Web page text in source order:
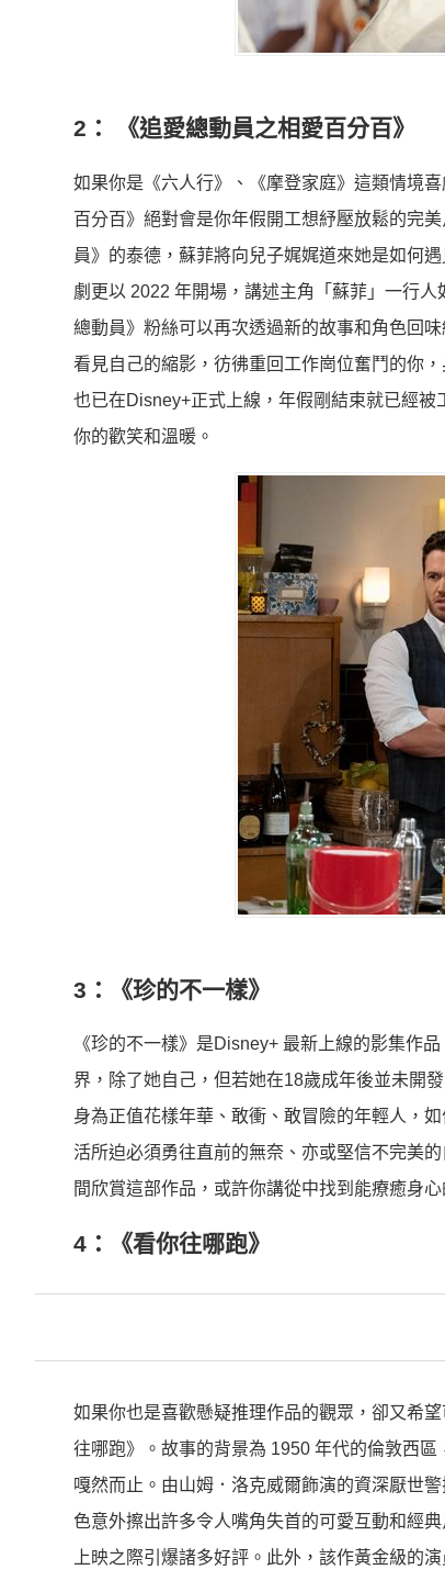
2： 《追愛總動員之相愛百分百》
如果你是《六人行》、《摩登家庭》這類情境
百分百》絕對會是你年假開工想紓壓放鬆的完
員》的泰德，蘇菲將向兒子娓娓道來她是如何
劇更以 2022 年開場，講述主角「蘇菲」一行
總動員》粉絲可以再次透過新的故事和角色回
看見自己的縮影，彷彿重回工作崗位奮鬥的你
也已在Disney+正式上線，年假剛結束就已經
你的歡笑和溫暖。
3：《珍的不一樣》
《珍的不一樣》是Disney+ 最新上線的影集作
界，除了她自己，但若她在18歲成年後並未開
身為正值花樣年華、敢衝、敢冒險的年輕人，
活所迫必須勇往直前的無奈、亦或堅信不完美
間欣賞這部作品，或許你講從中找到能療癒身心
4：《看你往哪跑》
如果你也是喜歡懸疑推理作品的觀眾，卻又希
往哪跑》。故事的背景為 1950 年代的倫敦西
嘎然而止。由山姆．洛克威爾飾演的資深厭世
色意外擦出許多令人嘴角失首的可愛互動和經
上映之際引爆諸多好評。此外，該作黃金級的